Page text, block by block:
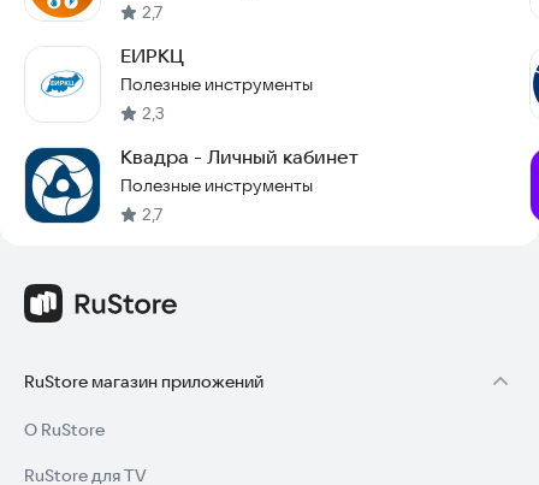
2,7
ЕИРКЦ
Полезные инструменты
2,3
Квадра - Личный кабинет
Полезные инструменты
2,7
RuStore магазин приложений
О RuStore
RuStore для TV